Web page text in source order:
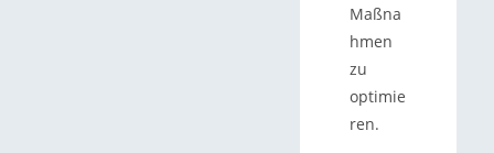
Maßna
hmen
zu
optimie
ren.